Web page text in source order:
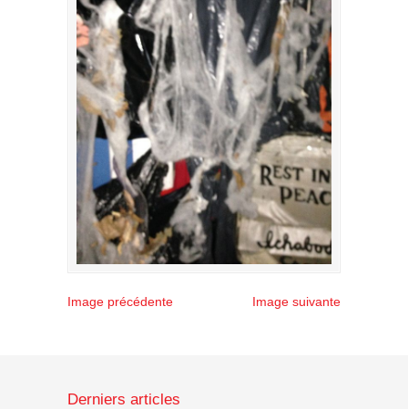
Image précédente Image suivante
Derniers articles